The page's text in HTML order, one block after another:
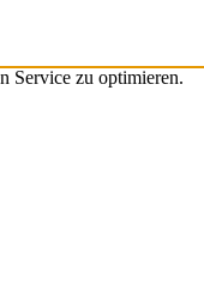
Service zu optimieren.